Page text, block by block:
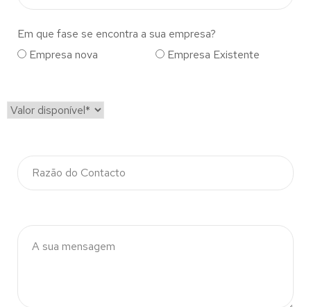
Em que fase se encontra a sua empresa?
Empresa nova
Empresa Existente